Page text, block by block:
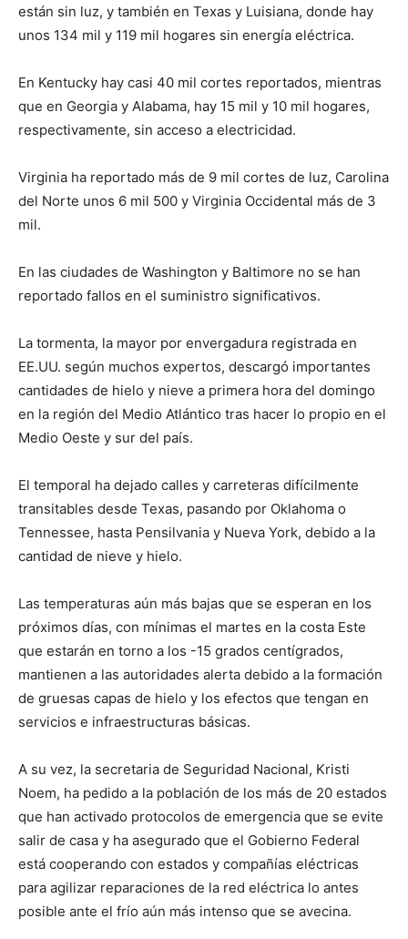
están sin luz, y también en Texas y Luisiana, donde hay
unos 134 mil y 119 mil hogares sin energía eléctrica.
En Kentucky hay casi 40 mil cortes reportados, mientras
que en Georgia y Alabama, hay 15 mil y 10 mil hogares,
respectivamente, sin acceso a electricidad.
Virginia ha reportado más de 9 mil cortes de luz, Carolina
del Norte unos 6 mil 500 y Virginia Occidental más de 3
mil.
En las ciudades de Washington y Baltimore no se han
reportado fallos en el suministro significativos.
La tormenta, la mayor por envergadura registrada en
EE.UU. según muchos expertos, descargó importantes
cantidades de hielo y nieve a primera hora del domingo
en la región del Medio Atlántico tras hacer lo propio en el
Medio Oeste y sur del país.
El temporal ha dejado calles y carreteras difícilmente
transitables desde Texas, pasando por Oklahoma o
Tennessee, hasta Pensilvania y Nueva York, debido a la
cantidad de nieve y hielo.
Las temperaturas aún más bajas que se esperan en los
próximos días, con mínimas el martes en la costa Este
que estarán en torno a los -15 grados centígrados,
mantienen a las autoridades alerta debido a la formación
de gruesas capas de hielo y los efectos que tengan en
servicios e infraestructuras básicas.
A su vez, la secretaria de Seguridad Nacional, Kristi
Noem, ha pedido a la población de los más de 20 estados
que han activado protocolos de emergencia que se evite
salir de casa y ha asegurado que el Gobierno Federal
está cooperando con estados y compañías eléctricas
para agilizar reparaciones de la red eléctrica lo antes
posible ante el frío aún más intenso que se avecina.